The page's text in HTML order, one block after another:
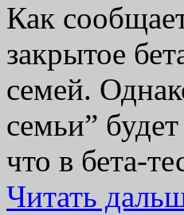
Как
закрытое
семей.
семьи”
что в бета-
Читать